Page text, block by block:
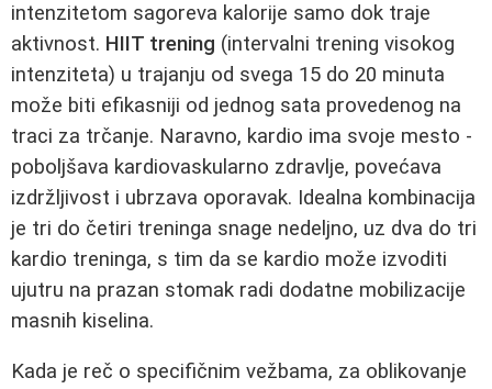
intenzitetom sagoreva kalorije samo dok traje
aktivnost. HIIT trening (intervalni trening visokog
intenziteta) u trajanju od svega 15 do 20 minuta
može biti efikasniji od jednog sata provedenog na
traci za trčanje. Naravno, kardio ima svoje mesto -
poboljšava kardiovaskularno zdravlje, povećava
izdržljivost i ubrzava oporavak. Idealna kombinacija
je tri do četiri treninga snage nedeljno, uz dva do tri
kardio treninga, s tim da se kardio može izvoditi
ujutru na prazan stomak radi dodatne mobilizacije
masnih kiselina.
Kada je reč o specifičnim vežbama, za oblikovanje